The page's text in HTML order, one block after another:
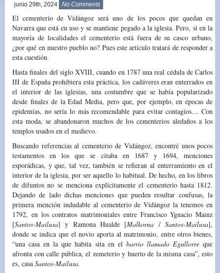
junio 29th, 2024 No Comments
El cementerio de Vidángoz será uno de los pocos que quedan en
Navarra que está en uso y se mantiene pegado a la iglesia. Pero, si en la
mayoría de localidades el cementerio está fuera de su casco urbano,
¿por qué en nuestro pueblo no? Pues este artículo tratará de responder a
esta cuestión.
Hasta finales del siglo XVIII, cuando en 1787 una real cédula de Carlos
III de España prohibiera esta práctica, los cadáveres eran enterrados en
el interior de las iglesias, una costumbre que se había popularizado
desde finales de la Edad Media, pero que, por ejemplo, en épocas de
epidemias, no sería lo más recomendable para evitar contagios… Con
esta moda, se abandonaron muchos de los cementerios aledaños a los
templos usados en el medievo.
Buscando referencias al cementerio de Vidángoz, encontré unos pocos
testamentos en los que se citaba en 1687 y 1694, menciones
esporádicas, y que, tal vez, también se refieran al enterramiento en el
interior de la iglesia, por ser aquello lo habitual. De hecho, en los libros
de difuntos no se menciona explícitamente el cementerio hasta 1812.
Dejando de lado dichas menciones que pueden resultar confusas, la
primera mención indudable al cementerio de Vidángoz la tenemos en
1792, en los contratos matrimoniales entre Francisco Ygnacio Mainz
[Santos-Mailusa] y Ramona Hualde [Malkorna /Santos-Mailusa],
donde se indica que el novio aporta al matrimonio, entre otros bienes,
“una casa en la que habita sita en el barrio llamado Egullorreque
afronta con calle pública, el zemeterio y huerto de la misma casa”, esto
es, casa Santos-Mailusa.